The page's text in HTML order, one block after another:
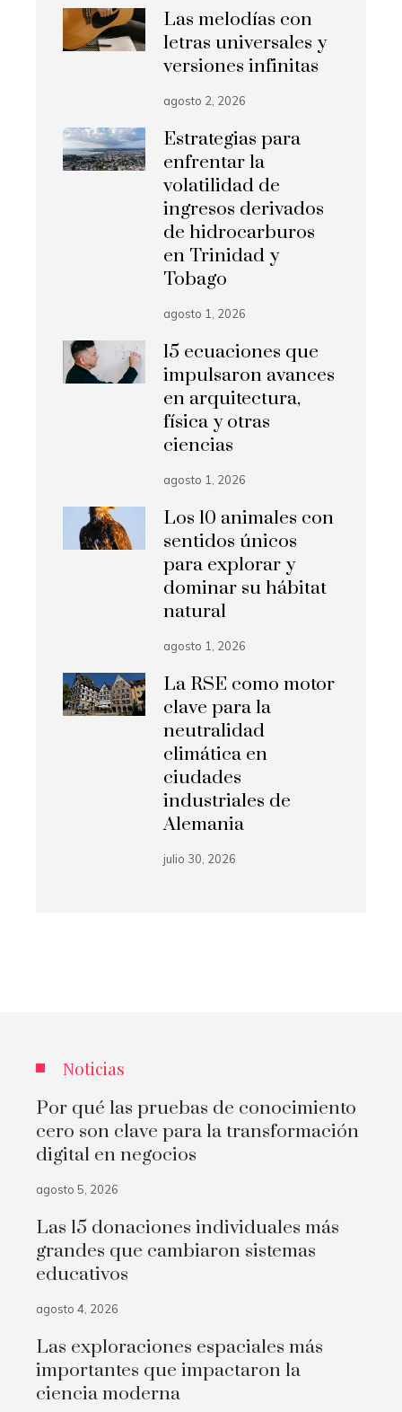
Las melodías con
letras universales y
versiones infinitas
agosto 2, 2026
Estrategias para
enfrentar la
volatilidad de
ingresos derivados
de hidrocarburos
en Trinidad y
Tobago
agosto 1, 2026
15 ecuaciones que
impulsaron avances
en arquitectura,
física y otras
ciencias
agosto 1, 2026
Los 10 animales con
sentidos únicos
para explorar y
dominar su hábitat
natural
agosto 1, 2026
La RSE como motor
clave para la
neutralidad
climática en
ciudades
industriales de
Alemania
julio 30, 2026
Noticias
Por qué las pruebas de conocimiento
cero son clave para la transformación
digital en negocios
agosto 5, 2026
Las 15 donaciones individuales más
grandes que cambiaron sistemas
educativos
agosto 4, 2026
Las exploraciones espaciales más
importantes que impactaron la
ciencia moderna